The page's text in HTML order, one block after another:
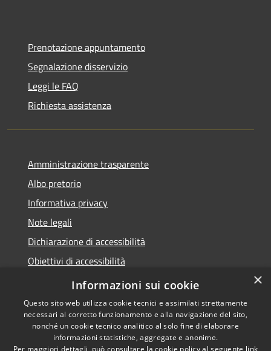
Prenotazione appuntamento
Segnalazione disservizio
Leggi le FAQ
Richiesta assistenza
Amministrazione trasparente
Albo pretorio
Informativa privacy
Note legali
Dichiarazione di accessibilità
Obiettivi di accessibilità
Piano di miglioramento del sito
Copyright © 2022 -
×
Informazioni sui cookie
Questo sito web utilizza cookie tecnici e assimilati strettamente
necessari al corretto funzionamento e alla navigazione del sito,
nonché un cookie tecnico analitico al solo fine di elaborare
informazioni statistiche, aggregate e anonime.
Per maggiori dettagli, può consultare la cookie policy al seguente link